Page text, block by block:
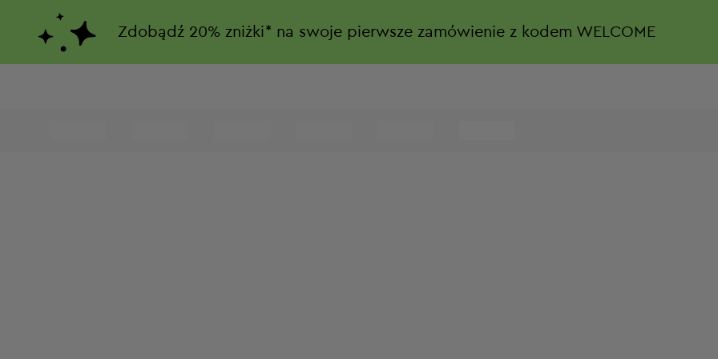
Zdobądź 20% zniżki* na swoje pierwsze zamówienie z kodem WELCOME